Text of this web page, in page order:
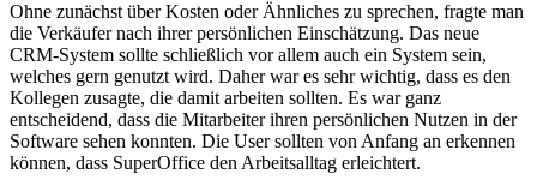
Ohne zunächst über Kosten oder Ähnliches zu sprechen, fragte man
die Verkäufer nach ihrer persönlichen Einschätzung. Das neue
CRM-System sollte schließlich vor allem auch ein System sein,
welches gern genutzt wird. Daher war es sehr wichtig, dass es den
Kollegen zusagte, die damit arbeiten sollten. Es war ganz
entscheidend, dass die Mitarbeiter ihren persönlichen Nutzen in der
Software sehen konnten. Die User sollten von Anfang an erkennen
können, dass SuperOffice den Arbeitsalltag erleichtert.